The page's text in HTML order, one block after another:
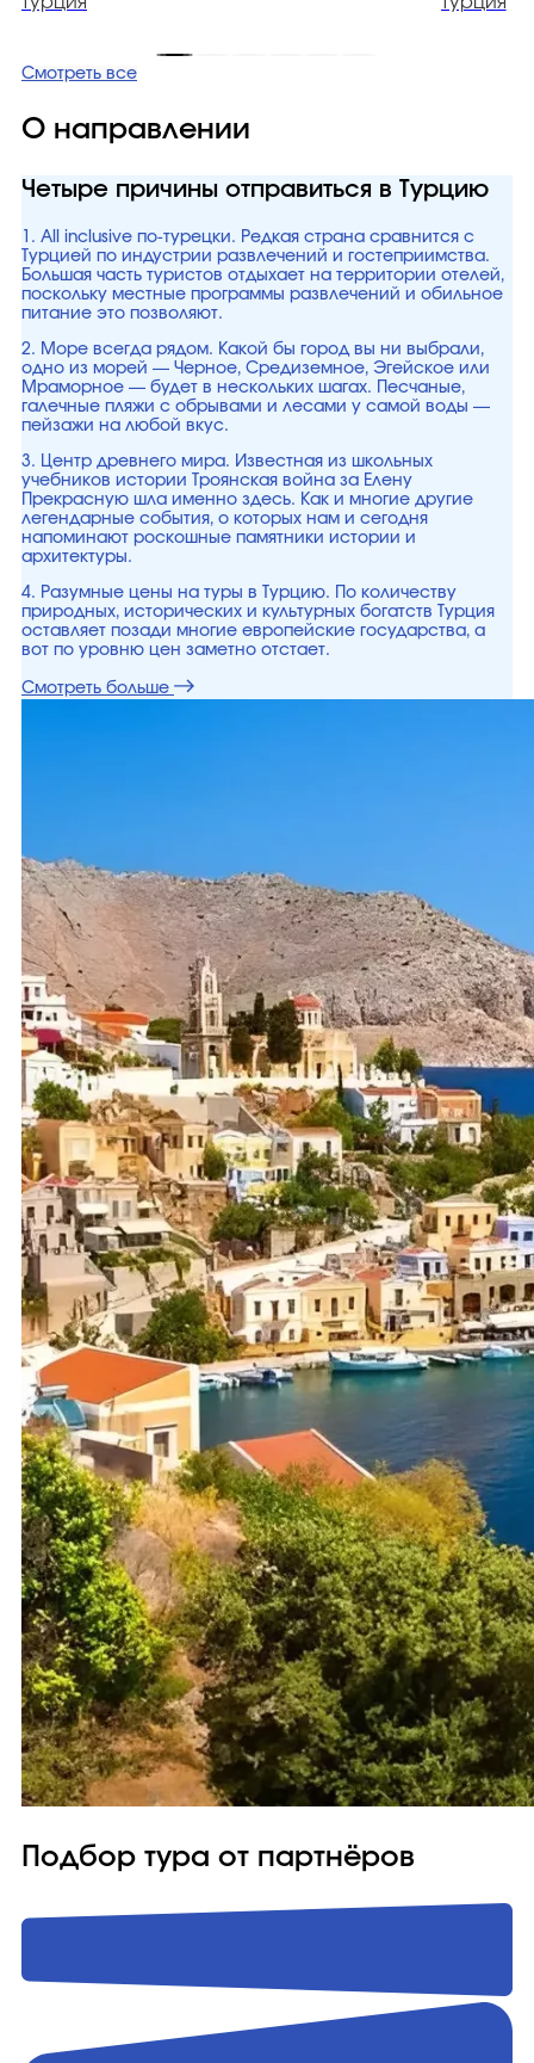
Смотреть все
О направлении
Четыре причины отправиться в Турцию
1. All inclusive по-турецки. Редкая страна сравнится с
Турцией по индустрии развлечений и гостеприимства.
Большая часть туристов отдыхает на территории отелей,
поскольку местные программы развлечений и обильное
питание это позволяют.
2. Море всегда рядом. Какой бы город вы ни выбрали,
одно из морей — Черное, Средиземное, Эгейское или
Мраморное — будет в нескольких шагах. Песчаные,
галечные пляжи с обрывами и лесами у самой воды —
пейзажи на любой вкус.
3. Центр древнего мира. Известная из школьных
учебников истории Троянская война за Елену
Прекрасную шла именно здесь. Как и многие другие
легендарные события, о которых нам и сегодня
напоминают роскошные памятники истории и
архитектуры.
4. Разумные цены на туры в Турцию. По количеству
природных, исторических и культурных богатств Турция
оставляет позади многие европейские государства, а
вот по уровню цен заметно отстает.
Смотреть больше
Подбор тура от партнёров